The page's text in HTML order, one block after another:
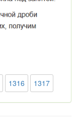
1316 1317